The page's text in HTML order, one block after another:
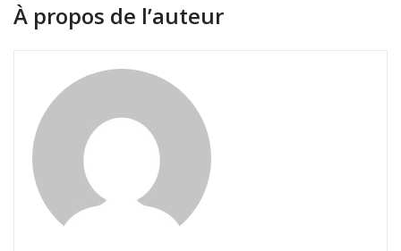
À propos de l’auteur